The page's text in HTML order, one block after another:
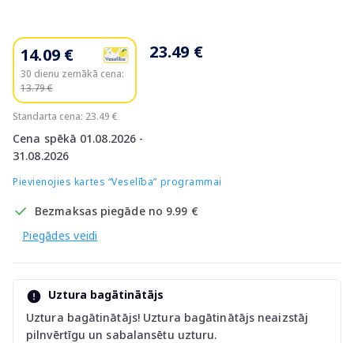
14.09 €
30 dienu zemākā cena:
13.79 €
Standarta cena: 23.49 €
Cena spēkā 01.08.2026 -
31.08.2026
23.49 €
Pievienojies kartes “Veselība” programmai
Bezmaksas piegāde no 9.99 €
Piegādes veidi
Uztura bagātinātājs
Uztura bagātinātājs! Uztura bagātinātājs neaizstāj
pilnvērtīgu un sabalansētu uzturu.